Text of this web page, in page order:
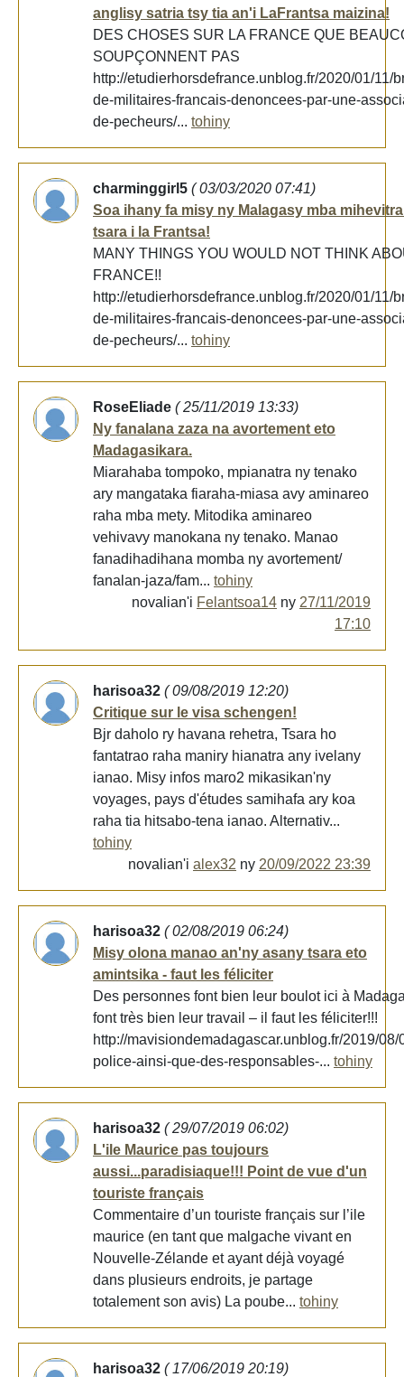
anglisy satria tsy tia an'i LaFrantsa maizina!
DES CHOSES SUR LA FRANCE QUE
SOUPÇONNENT PAS
http://etudierhorsdefrance.unblog.fr/2020/01/11/
de-militaires-francais-denoncees-par-une-
de-pecheurs/... tohiny
charminggirl5 ( 03/03/2020 07:41)
Soa ihany fa misy ny Malagasy mba
tsara i la Frantsa!
MANY THINGS YOU WOULD NOT THINK
FRANCE!!
http://etudierhorsdefrance.unblog.fr/2020/01/11/
de-militaires-francais-denoncees-par-une-
de-pecheurs/... tohiny
RoseEliade ( 25/11/2019 13:33)
Ny fanalana zaza na avortement eto
Madagasikara.
Miarahaba tompoko, mpianatra ny tenako
ary mangataka fiaraha-miasa avy aminareo
raha mba mety. Mitodika aminareo
vehivavy manokana ny tenako. Manao
fanadihadihana momba ny avortement/
fanalan-jaza/fam... tohiny
novalian'i Felantsoa14 ny 27/11/2019
17:10
harisoa32 ( 09/08/2019 12:20)
Critique sur le visa schengen!
Bjr daholo ry havana rehetra, Tsara ho
fantatrao raha maniry hianatra any ivelany
ianao. Misy infos maro2 mikasikan'ny
voyages, pays d'études samihafa ary koa
raha tia hitsabo-tena ianao. Alternativ...
tohiny
novalian'i alex32 ny 20/09/2022 23:39
harisoa32 ( 02/08/2019 06:24)
Misy olona manao an'ny asany tsara eto
amintsika - faut les féliciter
Des personnes font bien leur boulot ici à
font très bien leur travail – il faut les féliciter!!!
http://mavisiondemadagascar.unblog.fr/2019/08/
police-ainsi-que-des-responsables-... tohiny
harisoa32 ( 29/07/2019 06:02)
L'ile Maurice pas toujours
aussi...paradisiaque!!! Point de vue d'un
touriste français
Commentaire d’un touriste français sur l’ile
maurice (en tant que malgache vivant en
Nouvelle-Zélande et ayant déjà voyagé
dans plusieurs endroits, je partage
totalement son avis) La poube... tohiny
harisoa32 ( 17/06/2019 20:19)